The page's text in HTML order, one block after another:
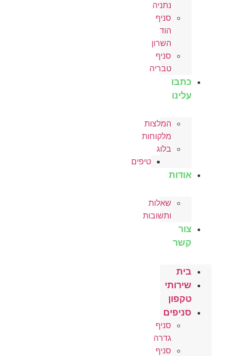
נתניה
סניף
הוד
השרון
סניף
טבריה
כתבו
עלינו
המלצות
מלקוחות
בלוג
טיפים
אודות
שאלות
ותשובות
צור
קשר
בית
שירותי
טקפון
סניפים
סניף
גדרה
סניף